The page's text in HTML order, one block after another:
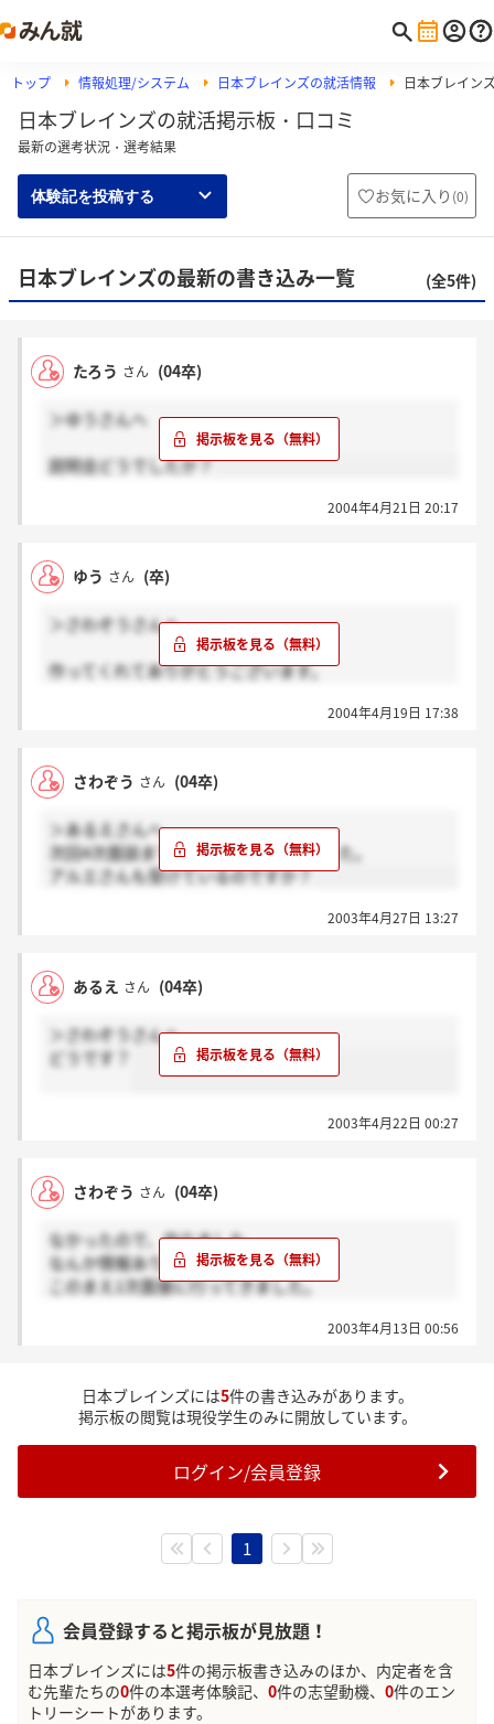
トップ 情報処理/システム 日本ブレインズの就活情報 日本ブレイン
日本ブレインズの就活掲示板・口コミ
最新の選考状況・選考結果
体験記を投稿する お気に入り (0)
日本ブレインズの最新の書き込み一覧 (全5件)
たろう さん (04卒)
＞ゆうさんへ
説明会どうでしたか？
2004年4月21日 20:17
ゆう さん (卒)
＞さわぞうさんへ
作ってくれてありがとうございます。
どんな感じか教えて下さい。（＾○＾）2004年4月19日 17:38
さわぞう さん (04卒)
＞あるえさんへ
次回4次面談まで行くことが、できました。
アルエさんも受けているのですか？
2003年4月27日 13:27
あるえ さん (04卒)
＞さわぞうさんへ
どうです？
2003年4月22日 00:27
さわぞう さん (04卒)
なかったので、作りました。
なんか情報ありますか？
このまえ1次面接に行ってきました。
かなり緊張しますが、聞かれるのは自己PRだけでし
2003年4月13日 00:56
日本ブレインズには5件の書き込みがあります。
掲示板の閲覧は現役学生のみに開放しています。
ログイン/会員登録
1
会員登録すると掲示板が見放題！
日本ブレインズには5件の掲示板書き込みのほか、内定者を含
む先輩たちの0件の本選考体験記、 0件の志望動機、 0件のエン
トリーシートがあります。